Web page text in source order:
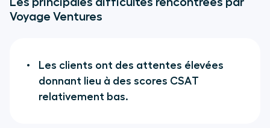
Voyage Ventures
Les clients ont des attentes élevées
donnant lieu à des scores CSAT
relativement bas.